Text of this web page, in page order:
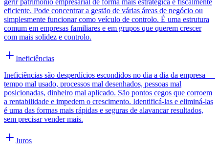
eficiente. Pode concentrar a gestão de várias áreas de negócio ou
simplesmente funcionar como veículo de controlo. É uma estrutura
comum em empresas familiares e em grupos que querem crescer
com mais solidez e controlo.
Ineficiências
Ineficiências são desperdícios escondidos no dia a dia da empresa —
tempo mal usado, processos mal desenhados, pessoas mal
posicionadas, dinheiro mal aplicado. São pontos cegos que corroem
a rentabilidade e impedem o crescimento. Identificá-las e eliminá-las
é uma das formas mais rápidas e seguras de alavancar resultados,
sem precisar vender mais.
Juros